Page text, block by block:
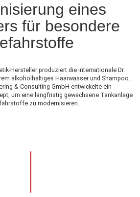
eines
für besondere
Hersteller produziert die internationale Dr.
alkoholhaltiges Haarwasser und Shampoo.
& Consulting GmbH entwickelte ein
um eine langfristig gewachsene Tankanlage
zu modernisieren.